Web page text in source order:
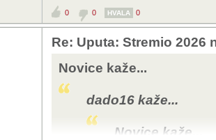
0 0 HVALA 0
Re: Uputa: Stremio 2026
Novice kaže...
dado16 kaže...
Novice kaže...